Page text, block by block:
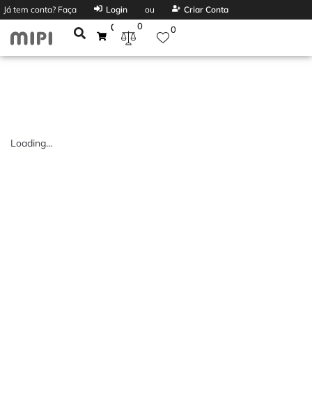
Já tem conta? Faça Login ou Criar Conta
0 0 0
Loading...